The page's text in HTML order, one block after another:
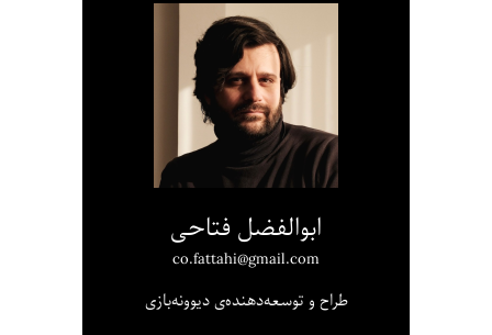
ابوالفضل فتاحی
co.fattahi@gmail.com
طراح و توسعه‌دهنده‌ی دیوونه‌بازی